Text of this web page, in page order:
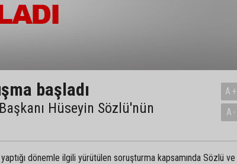
başladı
Hüseyin Sözlü'nün
A+
A-
dönemle ilgili yürütülen soruşturma kapsamında Sözlü ve